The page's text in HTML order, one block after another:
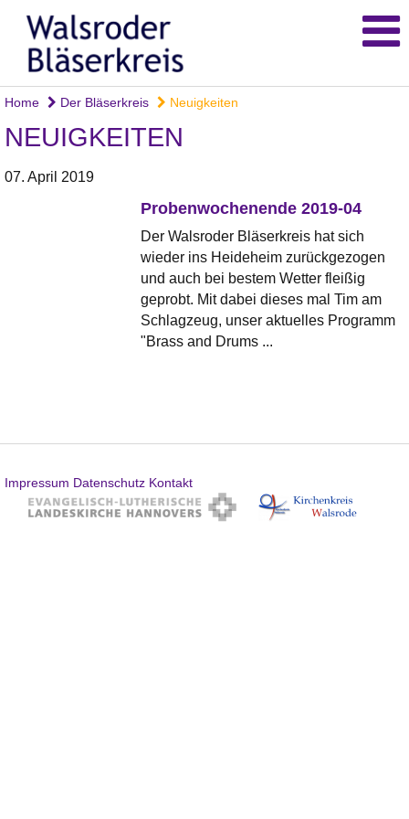
Home Der Bläserkreis Neuigkeiten
NEUIGKEITEN
07. April 2019
Probenwochenende 2019-04
Der Walsroder Bläserkreis hat sich
wieder ins Heideheim zurückgezogen
und auch bei bestem Wetter fleißig
geprobt. Mit dabei dieses mal Tim am
Schlagzeug, unser aktuelles Programm
"Brass and Drums ...
Impressum Datenschutz Kontakt